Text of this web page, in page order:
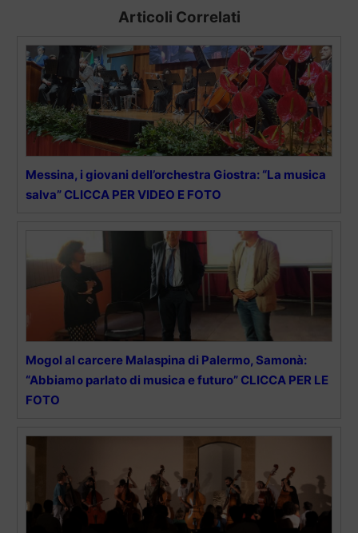
Articoli Correlati
Messina, i giovani dell’orchestra Giostra: “La musica
salva” CLICCA PER VIDEO E FOTO
Mogol al carcere Malaspina di Palermo, Samonà:
“Abbiamo parlato di musica e futuro” CLICCA PER LE
FOTO